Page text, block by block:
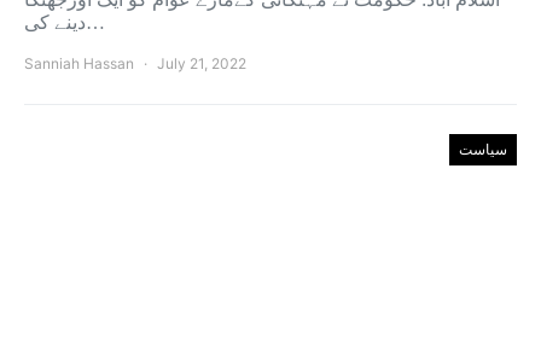
دینے کی…
Sanniah Hassan July 21, 2022
سیاست